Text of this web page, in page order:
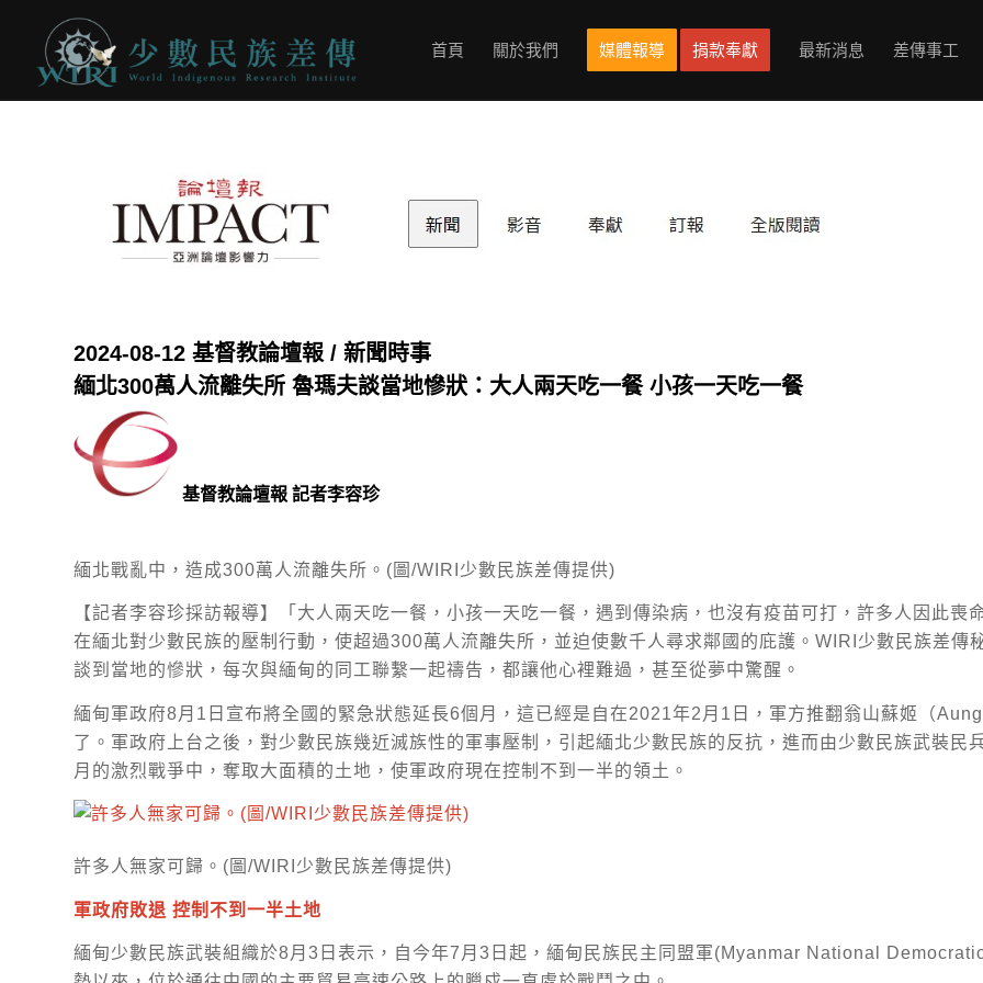
首頁 關於我們 媒體報導 捐款奉獻 最新消息 差傳事工
2024-08-12 基督教論壇報 / 新聞時事
緬北300萬人流離失所 魯瑪夫談當地慘狀：大人兩天吃一餐 小孩一天吃一餐
基督教論壇報 記者李容珍
緬北戰亂中，造成300萬人流離失所。(圖/WIRI少數民族差傳提供)
【記者李容珍採訪報導】「大人兩天吃一餐，小孩一天吃一餐，遇到傳染病，也沒有疫苗可打，許多人因此
在緬北對少數民族的壓制行動，使超過300萬人流離失所，並迫使數千人尋求鄰國的庇護。WIRI少數民族差
談到當地的慘狀，每次與緬甸的同工聯繫一起禱告，都讓他心裡難過，甚至從夢中驚醒。
緬甸軍政府8月1日宣布將全國的緊急狀態延長6個月，這已經是自在2021年2月1日，軍方推翻翁山蘇姬（
了。軍政府上台之後，對少數民族幾近滅族性的軍事壓制，引起緬北少數民族的反抗，進而由少數民族武裝民
月的激烈戰爭中，奪取大面積的土地，使軍政府現在控制不到一半的領土。
許多人無家可歸。(圖/WIRI少數民族差傳提供)
軍政府敗退 控制不到一半土地
緬甸少數民族武裝組織於8月3日表示，自今年7月3日起，緬甸民族民主同盟軍(Myanmar National